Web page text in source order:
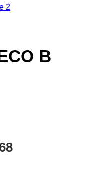
B